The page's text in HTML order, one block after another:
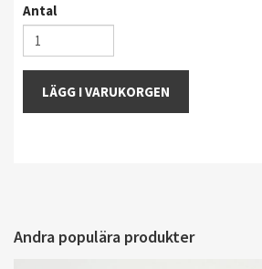
Antal
LÄGG I VARUKORGEN
Andra populära produkter